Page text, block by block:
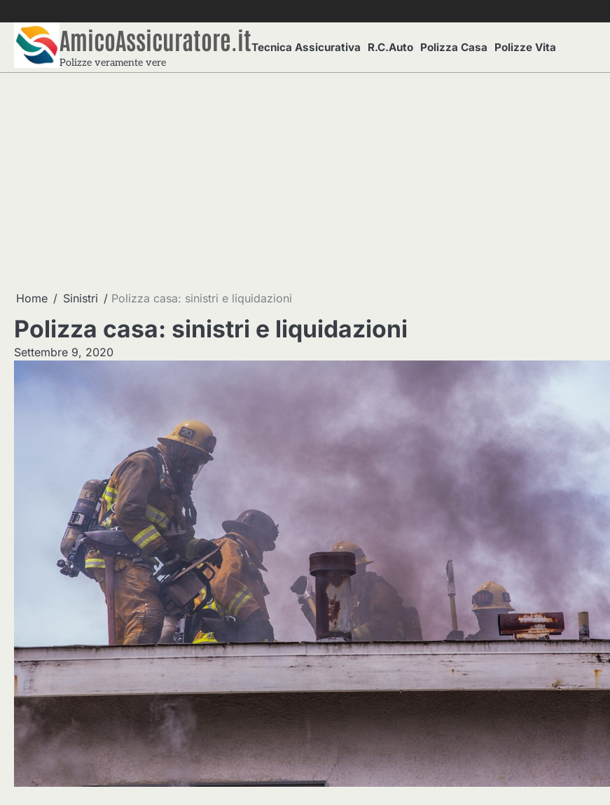
to
content
AmicoAssicuratore.it
Polizze veramente vere
Tecnica Assicurativa R.C.Auto Polizza Casa Polizze Vita
Home Sinistri Polizza casa: sinistri e liquidazioni
Polizza casa: sinistri e liquidazioni
Settembre 9, 2020